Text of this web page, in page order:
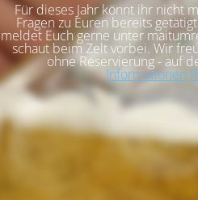
Für dieses Jahr könnt ihr nicht
Fragen zu Euren bereits
meldet Euch gerne unter
schaut beim Zelt vorbei. Wir
ohne Reservierung - auf
Informationen